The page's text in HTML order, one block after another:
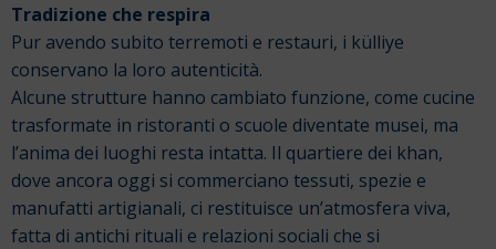
Tradizione che respira
Pur avendo subito terremoti e restauri, i külliye
conservano la loro autenticità.
Alcune strutture hanno cambiato funzione, come cucine
trasformate in ristoranti o scuole diventate musei, ma
l’anima dei luoghi resta intatta. Il quartiere dei khan,
dove ancora oggi si commerciano tessuti, spezie e
manufatti artigianali, ci restituisce un’atmosfera viva,
fatta di antichi rituali e relazioni sociali che si